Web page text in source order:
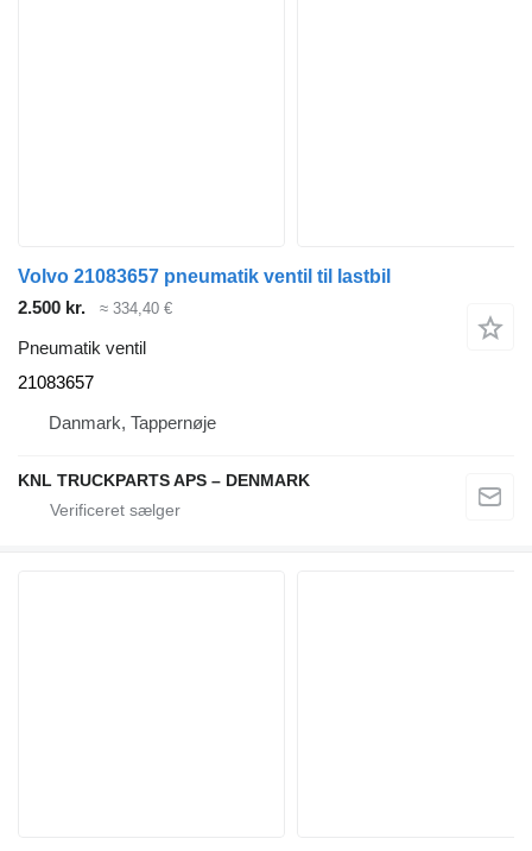
Volvo 21083657 pneumatik ventil til lastbil
2.500 kr.
≈ 334,40 €
Pneumatik ventil
21083657
Danmark, Tappernøje
KNL TRUCKPARTS APS – DENMARK